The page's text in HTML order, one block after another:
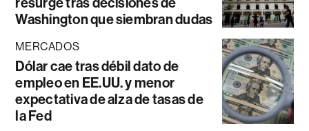
Washington que siembran dudas
MERCADOS
Dólar cae tras débil dato de
empleo en EE.UU. y menor
expectativa de alza de tasas de
la Fed